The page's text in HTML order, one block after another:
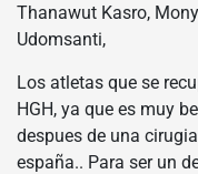
Thanawut Kasro,
Udomsanti,
Los atletas que se
HGH, ya que es muy
despues de una
españa.. Para ser un